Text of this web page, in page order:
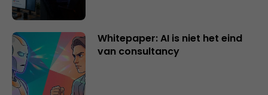
Whitepaper: AI is niet het eind
van consultancy